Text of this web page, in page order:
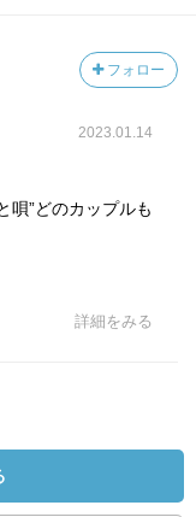
フォロー
2023.01.14
唄”どのカップルも
詳細をみる